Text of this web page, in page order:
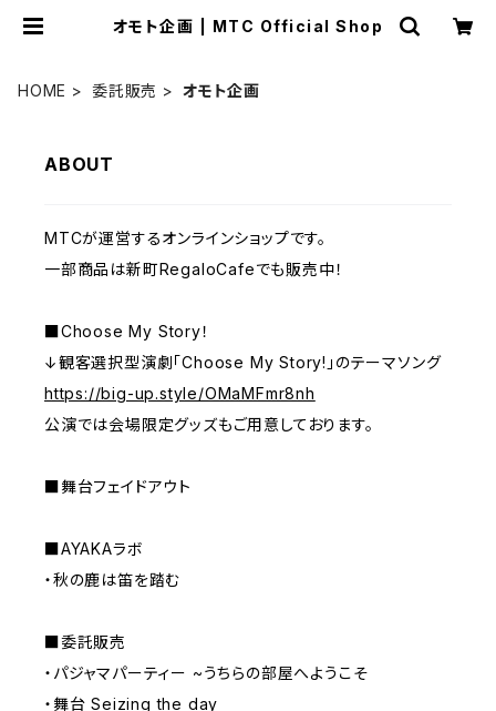
オモト企画 | MTC Official Shop
HOME 委託販売 オモト企画
ABOUT
MTCが運営するオンラインショップです。
一部商品は新町RegaloCafeでも販売中！
■Choose My Story！
↓観客選択型演劇「Choose My Story!」のテーマソング
https://big-up.style/OMaMFmr8nh
公演では会場限定グッズもご用意しております。
■舞台フェイドアウト
■AYAKAラボ
・秋の鹿は笛を踏む
■委託販売
・パジャマパーティー ~うちらの部屋へようこそ
・舞台 Seizing the day